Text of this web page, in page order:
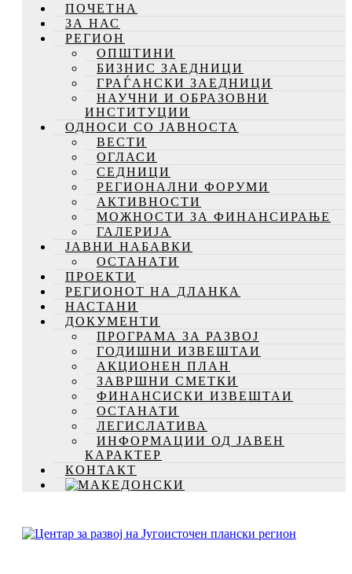
ПОЧЕТНА
ЗА НАС
РЕГИОН
ОПШТИНИ
БИЗНИС ЗАЕДНИЦИ
ГРАЃАНСКИ ЗАЕДНИЦИ
НАУЧНИ И ОБРАЗОВНИ
ИНСТИТУЦИИ
ОДНОСИ СО ЈАВНОСТА
ВЕСТИ
ОГЛАСИ
СЕДНИЦИ
РЕГИОНАЛНИ ФОРУМИ
АКТИВНОСТИ
МОЖНОСТИ ЗА ФИНАНСИРАЊЕ
ГАЛЕРИЈА
ЈАВНИ НАБАВКИ
ОСТАНАТИ
ПРОЕКТИ
РЕГИОНОТ НА ДЛАНКА
НАСТАНИ
ДОКУМЕНТИ
ПРОГРАМА ЗА РАЗВОЈ
ГОДИШНИ ИЗВЕШТАИ
АКЦИОНЕН ПЛАН
ЗАВРШНИ СМЕТКИ
ФИНАНСИСКИ ИЗВЕШТАИ
ОСТАНАТИ
ЛЕГИСЛАТИВА
ИНФОРМАЦИИ ОД ЈАВЕН
КАРАКТЕР
КОНТАКТ